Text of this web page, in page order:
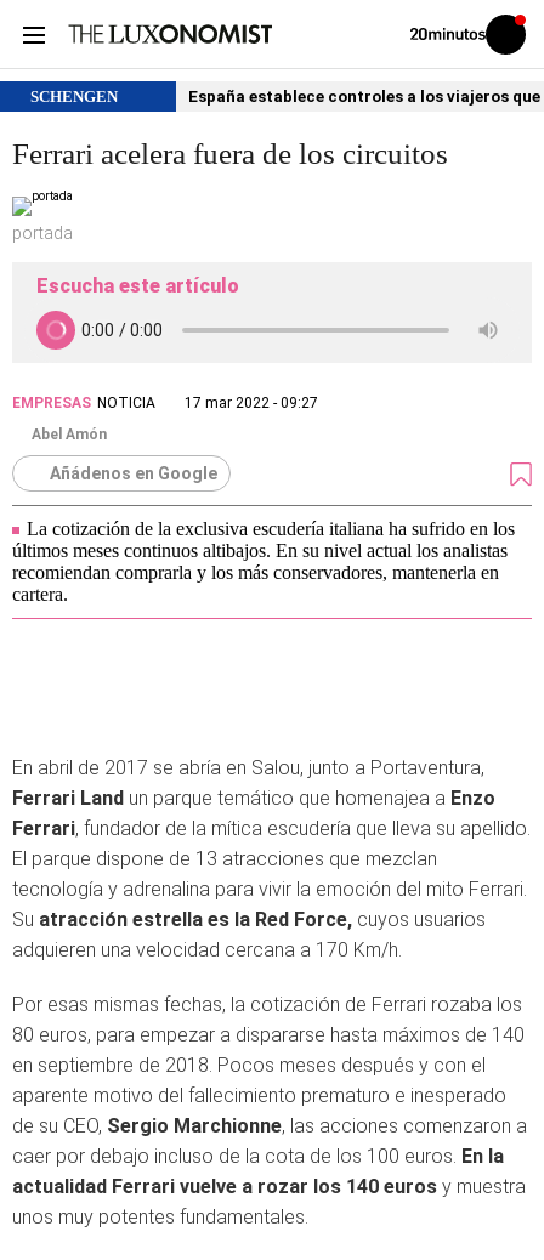
Volver
Iniciar
sesión
SCHENGEN España establece controles a los viajeros
Ferrari acelera fuera de los circuitos
portada
Escucha este artículo
EMPRESAS NOTICIA
17 mar 2022 - 09:27
Abel Amón
Añádenos en Google
La cotización de la exclusiva escudería italiana ha sufrido en los
últimos meses continuos altibajos. En su nivel actual los analistas
recomiendan comprarla y los más conservadores, mantenerla en
cartera.
En abril de 2017 se abría en Salou, junto a Portaventura,
Ferrari Land un parque temático que homenajea a Enzo
Ferrari, fundador de la mítica escudería que lleva su apellido.
El parque dispone de 13 atracciones que mezclan
tecnología y adrenalina para vivir la emoción del mito Ferrari.
Su atracción estrella es la Red Force, cuyos usuarios
adquieren una velocidad cercana a 170 Km/h.
Por esas mismas fechas, la cotización de Ferrari rozaba los
80 euros, para empezar a dispararse hasta máximos de 140
en septiembre de 2018. Pocos meses después y con el
aparente motivo del fallecimiento prematuro e inesperado
de su CEO, Sergio Marchionne, las acciones comenzaron a
caer por debajo incluso de la cota de los 100 euros. En la
actualidad Ferrari vuelve a rozar los 140 euros y muestra
unos muy potentes fundamentales.